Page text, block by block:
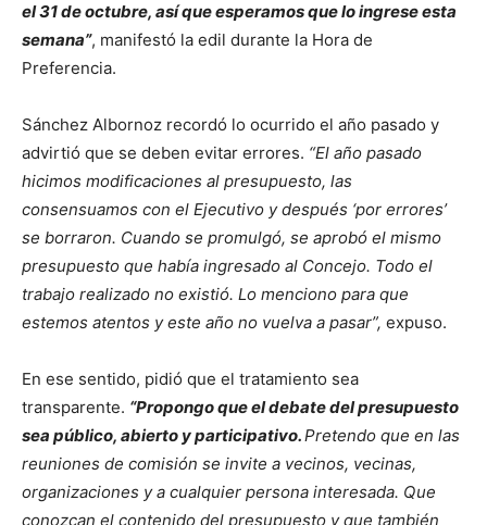
el 31 de octubre, así que esperamos que lo ingrese esta
semana”, manifestó la edil durante la Hora de
Preferencia.
Sánchez Albornoz recordó lo ocurrido el año pasado y
advirtió que se deben evitar errores. “El año pasado
hicimos modificaciones al presupuesto, las
consensuamos con el Ejecutivo y después ‘por errores’
se borraron. Cuando se promulgó, se aprobó el mismo
presupuesto que había ingresado al Concejo. Todo el
trabajo realizado no existió. Lo menciono para que
estemos atentos y este año no vuelva a pasar”, expuso.
En ese sentido, pidió que el tratamiento sea
transparente. “Propongo que el debate del presupuesto
sea público, abierto y participativo.Pretendo que en las
reuniones de comisión se invite a vecinos, vecinas,
organizaciones y a cualquier persona interesada. Que
conozcan el contenido del presupuesto y que también